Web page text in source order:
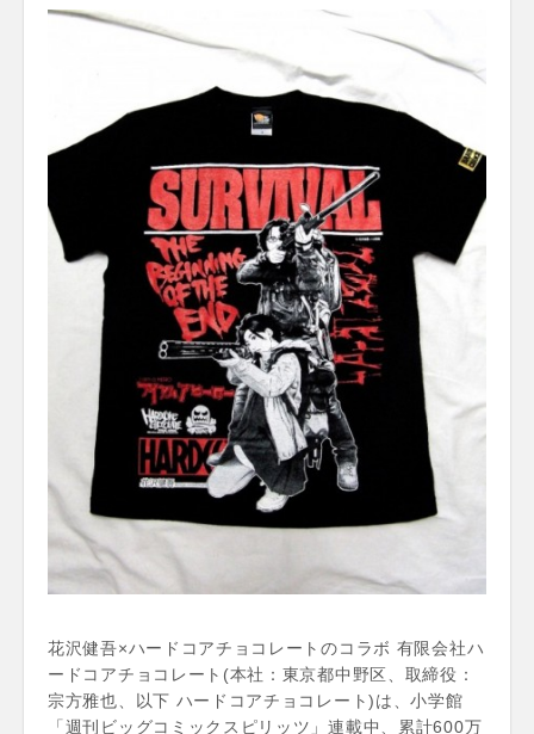
花沢健吾×ハードコアチョコレートのコラボ 有限会社ハ
ードコアチョコレート(本社：東京都中野区、取締役：
宗方雅也、以下 ハードコアチョコレート)は、小学館
「週刊ビッグコミックスピリッツ」連載中、累計600万